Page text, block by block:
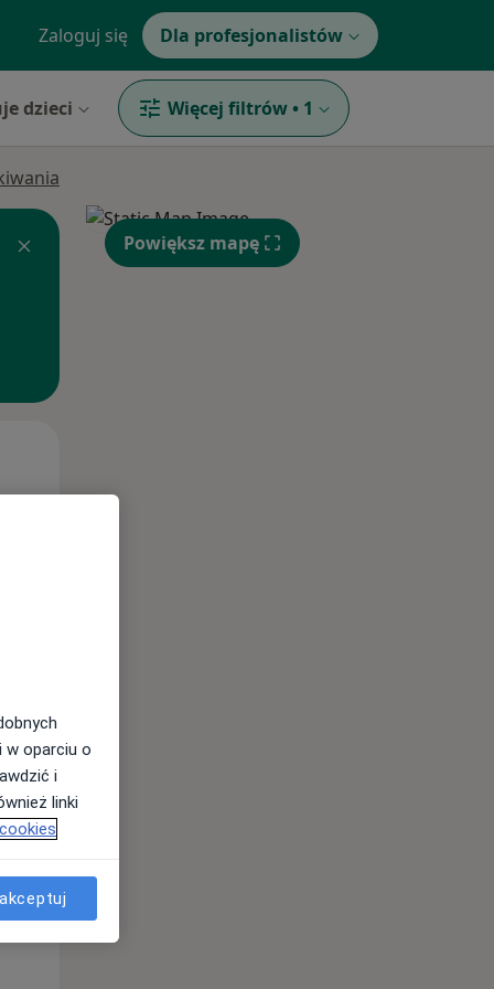
Zaloguj się Dla profesjonalistów
dzieci Więcej filtrów • 1
Śr,
Powiększ mapę
w oparciu o
i
linki